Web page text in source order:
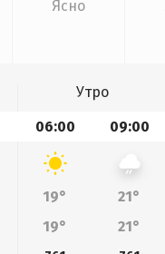
Ясно
Утро
06:00 09:00
19° 21°
19° 21°